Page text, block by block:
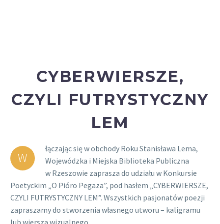
CYBERWIERSZE,
CZYLI FUTRYSTYCZNY
LEM
W
łączając się w obchody Roku Stanisława Lema,
Wojewódzka i Miejska Biblioteka Publiczna
w Rzeszowie zaprasza do udziału w Konkursie
Poetyckim „O Pióro Pegaza”, pod hasłem „CYBERWIERSZE,
CZYLI FUTRYSTYCZNY LEM”. Wszystkich pasjonatów poezji
zapraszamy do stworzenia własnego utworu – kaligramu